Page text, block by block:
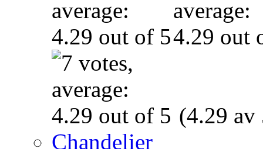
(4.29 av
Chandelier